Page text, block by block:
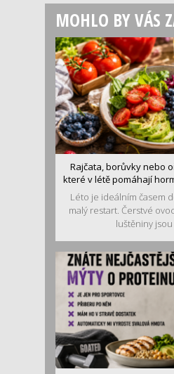
MOHLO BY VÁS
Rajčata, borůvky nebo
které v létě pomáhají
Léto je ideálním časem
malý restart. Čerstvé
luštěniny jsou